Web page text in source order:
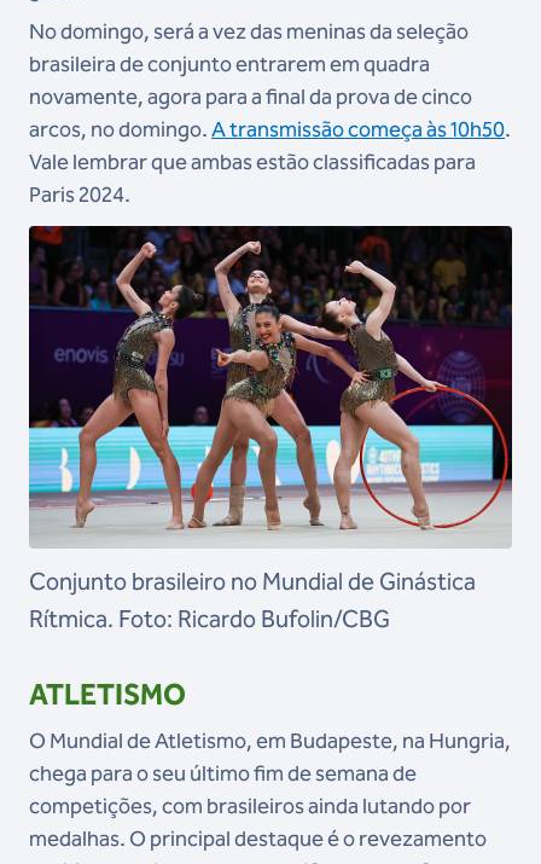
No domingo, será a vez das meninas da seleção
brasileira de conjunto entrarem em quadra
novamente, agora para a final da prova de cinco
arcos, no domingo.A transmissão começa às 10h50.
Vale lembrar que ambas estão classificadas para
Paris 2024.
Conjunto brasileiro no Mundial de Ginástica
Rítmica. Foto: Ricardo Bufolin/CBG
ATLETISMO
O Mundial de Atletismo, em Budapeste, na Hungria,
chega para o seu último fim de semana de
competições, com brasileiros ainda lutando por
medalhas. O principal destaque é o revezamento